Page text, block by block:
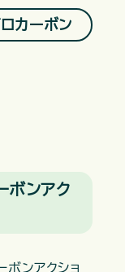
カーボン
ボンアク
ンアクショ